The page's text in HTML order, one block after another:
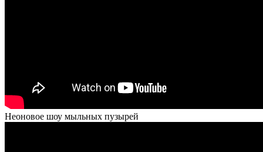
Неоновое шоу мыльных пузырей